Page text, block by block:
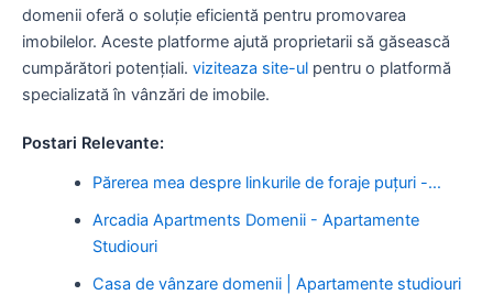
domenii oferă o soluție eficientă pentru promovarea
imobilelor. Aceste platforme ajută proprietarii să găsească
cumpărători potențiali. viziteaza site-ul pentru o platformă
specializată în vânzări de imobile.
Postari Relevante:
Părerea mea despre linkurile de foraje puțuri -…
Arcadia Apartments Domenii - Apartamente
Studiouri
Casa de vânzare domenii | Apartamente studiouri